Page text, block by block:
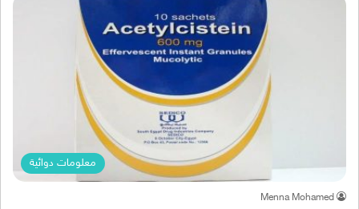
معلومات دوائية
Menna Mohamed